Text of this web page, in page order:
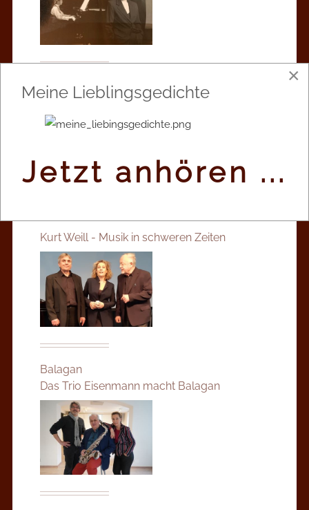
Wer hat Angst vor dem schwarzen Hund?
Über die Melancholie
Kurt Weill - Musik in schweren Zeiten
Balagan
Das Trio Eisenmann macht Balagan
×
Meine Lieblingsgedichte
Jetzt anhören ...